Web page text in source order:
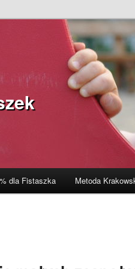
dla Fistaszka Metoda